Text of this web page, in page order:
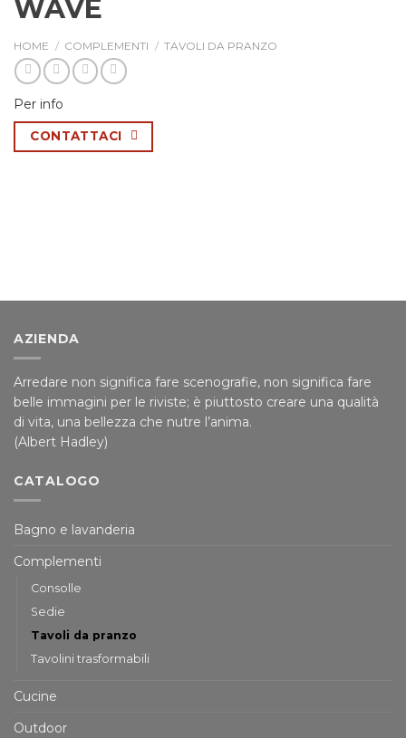
WAVE
HOME / COMPLEMENTI / TAVOLI DA PRANZO
Per info
CONTATTACI
AZIENDA
Arredare non significa fare scenografie, non significa fare
belle immagini per le riviste; è piuttosto creare una qualità
di vita, una bellezza che nutre l’anima.
(Albert Hadley)
CATALOGO
Bagno e lavanderia
Complementi
Consolle
Sedie
Tavoli da pranzo
Tavolini trasformabili
Cucine
Outdoor